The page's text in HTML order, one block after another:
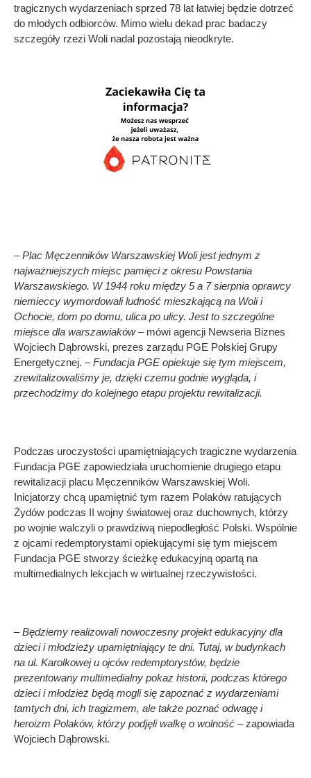
tragicznych wydarzeniach sprzed 78 lat łatwiej będzie dotrzeć
do młodych odbiorców. Mimo wielu dekad prac badaczy
szczegóły rzezi Woli nadal pozostają nieodkryte.
– Plac Męczenników Warszawskiej Woli jest jednym z
najważniejszych miejsc pamięci z okresu Powstania
Warszawskiego. W 1944 roku między 5 a 7 sierpnia oprawcy
niemieccy wymordowali ludność mieszkającą na Woli i
Ochocie, dom po domu, ulica po ulicy. Jest to szczególne
miejsce dla warszawiaków –mówi agencji Newseria Biznes
Wojciech Dąbrowski, prezes zarządu PGE Polskiej Grupy
Energetycznej. –Fundacja PGE opiekuje się tym miejscem,
zrewitalizowaliśmy je, dzięki czemu godnie wygląda, i
przechodzimy do kolejnego etapu projektu rewitalizacji.
Podczas uroczystości upamiętniających tragiczne wydarzenia
Fundacja PGE zapowiedziała uruchomienie drugiego etapu
rewitalizacji placu Męczenników Warszawskiej Woli.
Inicjatorzy chcą upamiętnić tym razem Polaków ratujących
Żydów podczas II wojny światowej oraz duchownych, którzy
po wojnie walczyli o prawdziwą niepodległość Polski. Wspólnie
z ojcami redemptorystami opiekującymi się tym miejscem
Fundacja PGE stworzy ścieżkę edukacyjną opartą na
multimedialnych lekcjach w wirtualnej rzeczywistości.
– Będziemy realizowali nowoczesny projekt edukacyjny dla
dzieci i młodzieży upamiętniający te dni. Tutaj, w budynkach
na ul. Karolkowej u ojców redemptorystów, będzie
prezentowany multimedialny pokaz historii, podczas którego
dzieci i młodzież będą mogli się zapoznać z wydarzeniami
tamtych dni, ich tragizmem, ale także poznać odwagę i
heroizm Polaków, którzy podjęli walkę o wolność –zapowiada
Wojciech Dąbrowski.